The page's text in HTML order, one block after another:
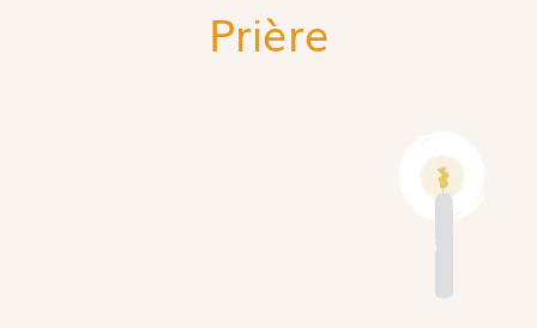
Prière